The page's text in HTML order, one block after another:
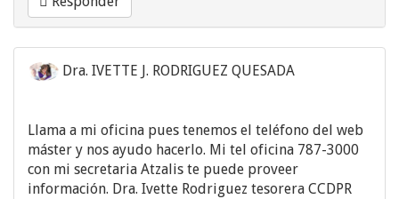
Dra. IVETTE J. RODRIGUEZ QUESADA
Llama a mi oficina pues tenemos el teléfono del web
máster y nos ayudo hacerlo. Mi tel oficina 787-3000
con mi secretaria Atzalis te puede proveer
información. Dra. Ivette Rodriguez tesorera CCDPR